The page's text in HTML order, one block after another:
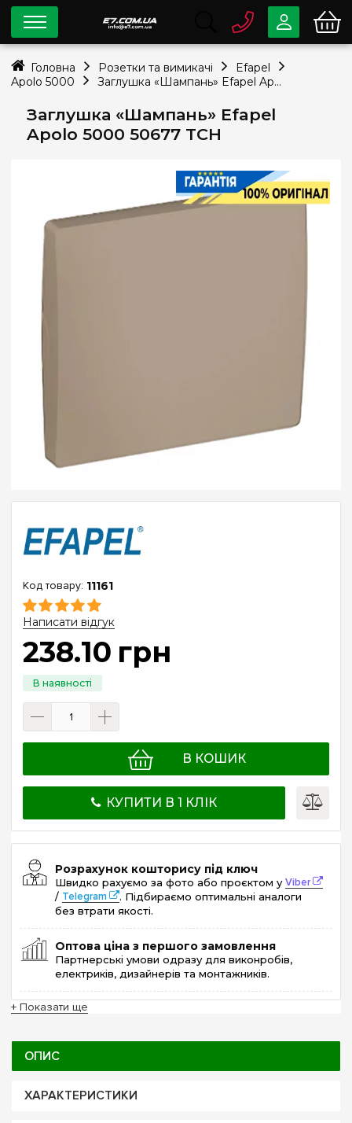
Заглушка «Шампань» Efapel
Apolo 5000 50677 TCH
11161
Написати відгук
238.10 грн
В КОШИК
КУПИТИ В 1 КЛІК
Розрахунок кошторису під ключ
Швидко рахуємо за фото або проєктом уViber
/ Telegram
. Підбираємо оптимальні аналоги
без втрати якості.
Оптова ціна з першого замовлення
Партнерські умови одразу для виконробів,
електриків, дизайнерів та монтажників.
+ Показати ще
ОПИС
ХАРАКТЕРИСТИКИ
0 80033-63-07
Безкоштовно
info@e7.com.ua
044334-79-78
Viber
Головна Розетки та вимикачі
Efapel
Apolo 5000
Заглушка «Шампань» Efapel Apolo 5000 50677 TCH